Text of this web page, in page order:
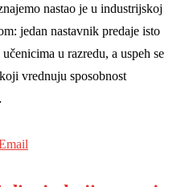
nastao je u industrijskoj
jedan nastavnik predaje isto
u razredu, a uspeh se
vrednuju sposobnost